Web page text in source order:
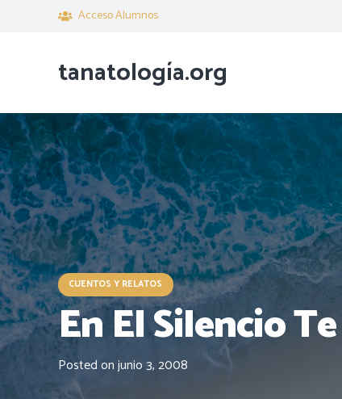
Acceso Alumnos
tanatología.org
CUENTOS Y RELATOS
En El Silencio
Posted onjunio 3, 2008